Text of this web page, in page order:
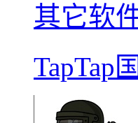
其它软
TapTap